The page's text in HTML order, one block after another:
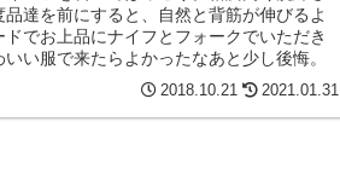
達を前にすると、自然と背筋が伸びるよ
でお上品にナイフとフォークでいただき
い服で来たらよかったなあと少し後悔。
2018.10.21 2021.01.31